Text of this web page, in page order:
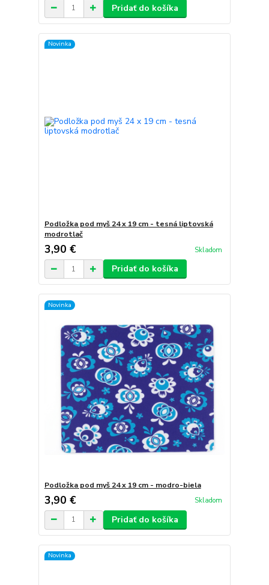
Pridať do košíka
Novinka
Podložka pod myš 24 x 19 cm - tesná liptovská
modrotlač
3,90 € Skladom
Pridať do košíka
Novinka
Podložka pod myš 24 x 19 cm - modro-biela
3,90 € Skladom
Pridať do košíka
Novinka